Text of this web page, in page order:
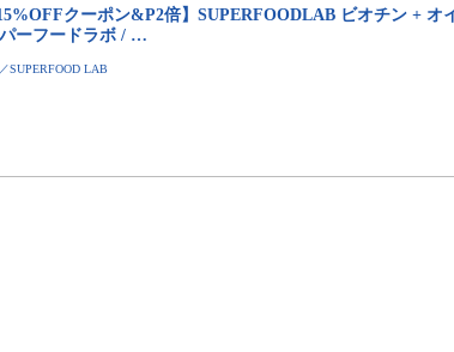
クーポン&P2倍】SUPERFOODLAB ビオチン + オ
ーフードラボ / …
SUPERFOOD LAB